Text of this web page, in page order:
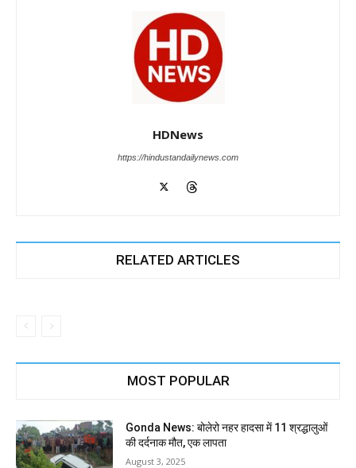
HDNews
https://hindustandailynews.com
RELATED ARTICLES
MOST POPULAR
Gonda News: बोलेरो नहर हादसा में 11 श्रद्धालुओं
की दर्दनाक मौत, एक लापता
August 3, 2025